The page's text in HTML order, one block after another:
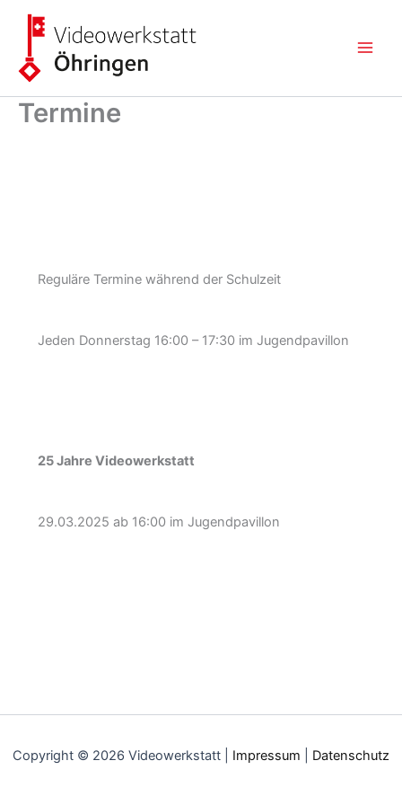
springen
Termine
Reguläre Termine während der Schulzeit
Jeden Donnerstag 16:00 – 17:30 im Jugendpavillon
25 Jahre Videowerkstatt
29.03.2025 ab 16:00 im Jugendpavillon
Copyright © 2026 Videowerkstatt | Impressum Datenschutz